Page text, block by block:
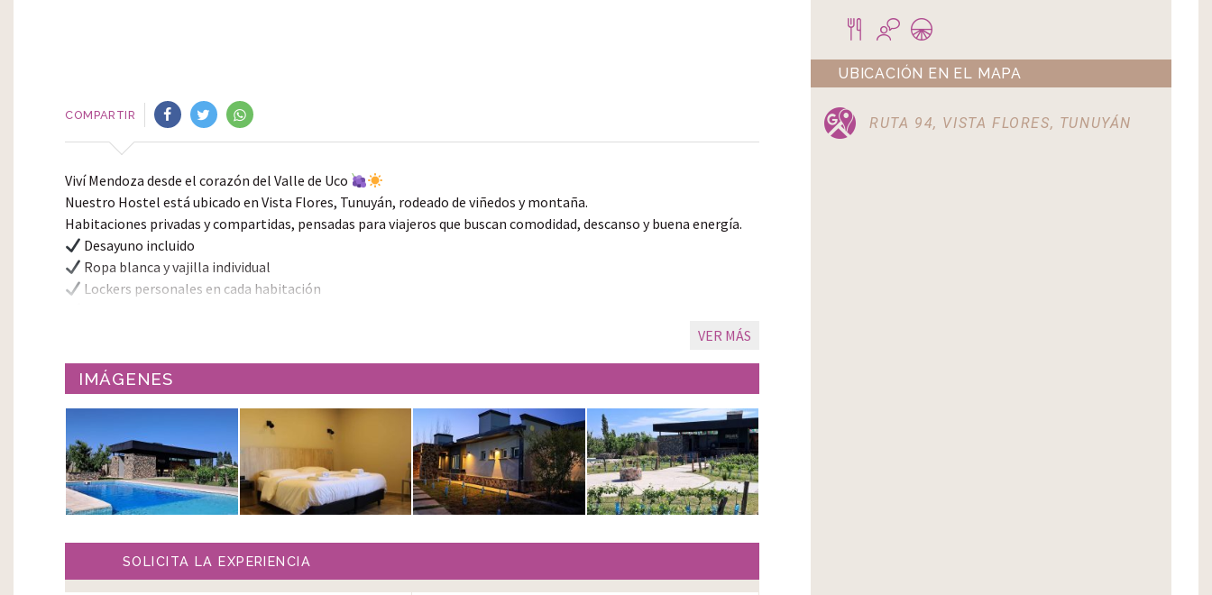
COMPARTIR
Viví Mendoza desde el corazón del Valle de Uco
Nuestro Hostel está ubicado en Vista Flores, Tunuyán, rodeado de viñedos y montaña.
Habitaciones privadas y compartidas, pensadas para viajeros que buscan comodidad, descanso y buena energía.
Desayuno incluido
Ropa blanca y vajilla individual
Lockers personales en cada habitación
Espacios comunes indoor y outdoor para relajarte y compartir
Traslaviña no es solo un lugar para descansar, es el punto de partida para descubrir Mendoza.
IMÁGENES
SOLICITA LA EXPERIENCIA
UBICACIÓN EN EL MAPA
RUTA 94, VISTA FLORES, TUNUYÁN